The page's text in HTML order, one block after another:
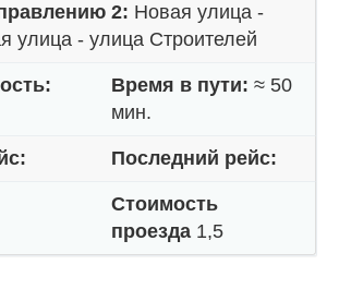
2: Новая улица -
улица - улица Строителей
Время в пути: ≈ 50
мин.
Последний рейс:
Стоимость
проезда 1,5